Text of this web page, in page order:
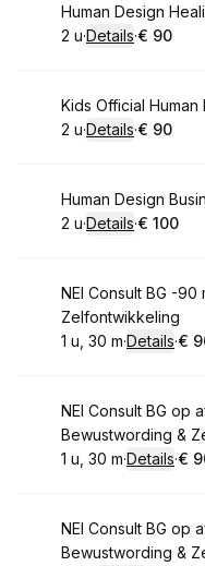
Boek
Human Design
. Duur:
2 u·Details·
.Prijs:
€ 90
Boek
Kids Official Human
. Duur:
2 u·Details·
.Prijs:
€ 90
Boek
Human Design
. Duur:
2 u·Details·
.Prijs:
€ 100
Boek
NEI Consult BG -90
Zelfontwikkeling
. Duur:
1 u, 30 m·Details·
.
€
Boek
NEI Consult BG op
Bewustwording &
. Duur:
1 u, 30 m·Details·
.
€
Boek
NEI Consult BG op
Bewustwording &